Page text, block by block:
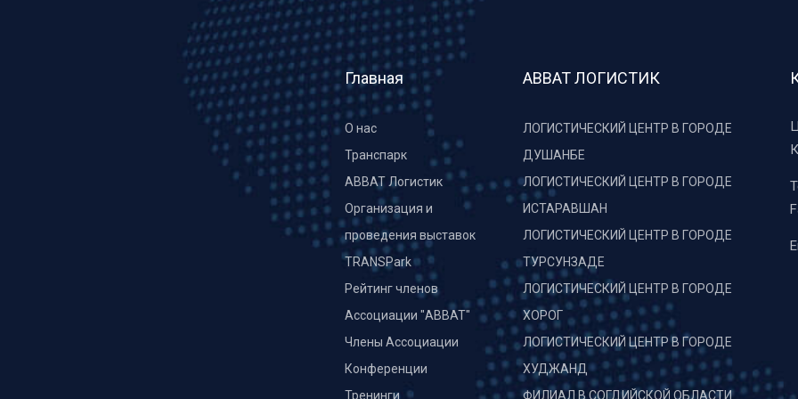
Главная
О нас
Транспарк
ABBAT Логистик
Организация и
проведения выставок
TRANSPark
Рейтинг членов
Ассоциации "АВВАТ"
Члены Ассоциации
Конференции
Тренинги
АВВАТ ЛОГИСТИК
ЛОГИСТИЧЕСКИЙ ЦЕНТР В ГОРОДЕ
ДУШАНБЕ
ЛОГИСТИЧЕСКИЙ ЦЕНТР В ГОРОДЕ
ИСТАРАВШАН
ЛОГИСТИЧЕСКИЙ ЦЕНТР В ГОРОДЕ
ТУРСУНЗАДЕ
ЛОГИСТИЧЕСКИЙ ЦЕНТР В ГОРОДЕ
ХОРОГ
ЛОГИСТИЧЕСКИЙ ЦЕНТР В ГОРОДЕ
ХУДЖАНД
ФИЛИАЛ В СОГДИЙСКОЙ ОБЛАСТИ